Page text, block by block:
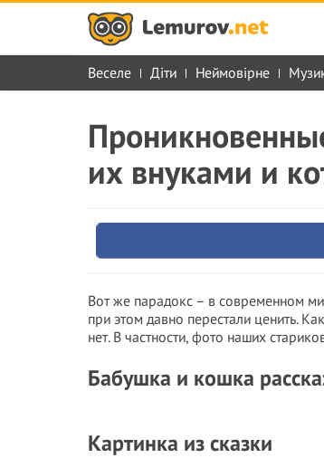
Веселе Діти Неймовірне
их внуками и
Вот же парадокс – в современном
при этом давно перестали ценить.
нет. В частности, фото наших
Бабушка и кошка
Картинка из сказки